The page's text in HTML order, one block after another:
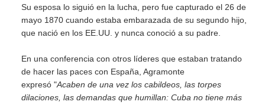
Su esposa lo siguió en la lucha, pero fue capturado el 26 de
mayo 1870 cuando estaba embarazada de su segundo hijo,
que nació en los EE.UU. y nunca conoció a su padre.
En una conferencia con otros líderes que estaban tratando
de hacer las paces con España, Agramonte
expresó "Acaben de una vez los cabildeos, las torpes
dilaciones, las demandas que humillan: Cuba no tiene más